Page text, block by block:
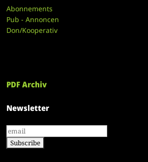
Abonnements
Pub - Annoncen
Don/Kooperativ
PDF Archiv
Newsletter